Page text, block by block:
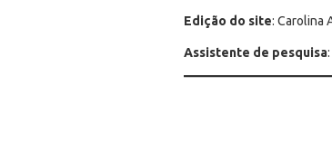
Edição do site: Carolina
Assistente de pesquisa